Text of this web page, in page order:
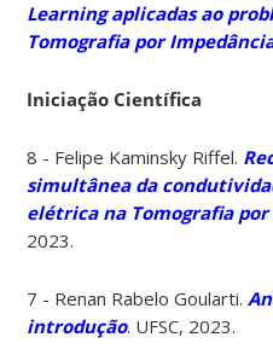
Learning aplicadas ao
Tomografia por
Iniciação Científica
8 - Felipe Kaminsky Riffel.
simultânea da
elétrica na Tomografia
2023.
7 - Renan Rabelo Goularti.
introdução. UFSC, 2023.